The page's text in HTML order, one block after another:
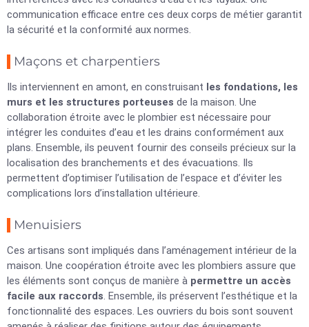
communication efficace entre ces deux corps de métier garantit
la sécurité et la conformité aux normes.
Maçons et charpentiers
Ils interviennent en amont, en construisant les fondations, les
murs et les structures porteuses de la maison. Une
collaboration étroite avec le plombier est nécessaire pour
intégrer les conduites d’eau et les drains conformément aux
plans. Ensemble, ils peuvent fournir des conseils précieux sur la
localisation des branchements et des évacuations. Ils
permettent d’optimiser l’utilisation de l’espace et d’éviter les
complications lors d’installation ultérieure.
Menuisiers
Ces artisans sont impliqués dans l’aménagement intérieur de la
maison. Une coopération étroite avec les plombiers assure que
les éléments sont conçus de manière à permettre un accès
facile aux raccords. Ensemble, ils préservent l’esthétique et la
fonctionnalité des espaces. Les ouvriers du bois sont souvent